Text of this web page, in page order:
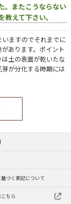
。またこうならない
えて下さい。
ますのでそれまでに
あります。ポイント
土の表面が乾いたな
が分化する時期には
づく表記について
ちら